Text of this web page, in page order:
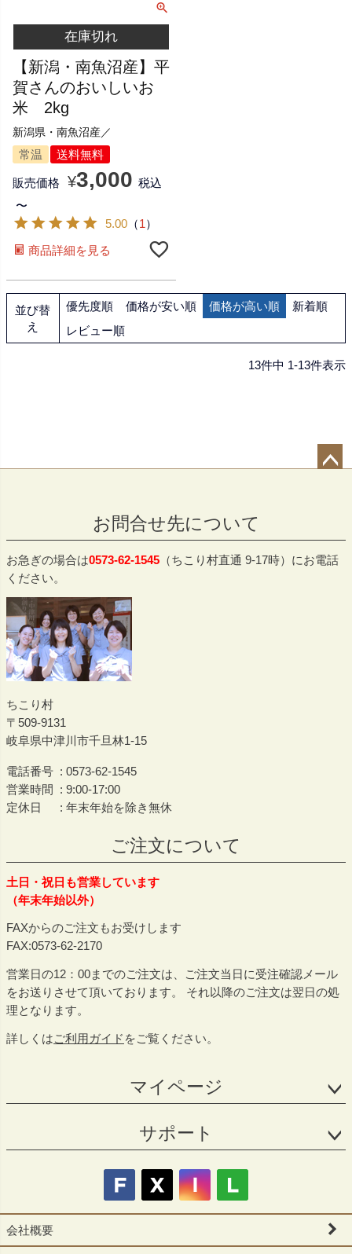
在庫切れ
新潟県・南魚沼産／
【新潟・南魚沼産】平
賀さんのおいしいお
米 2kg
常温 送料無料
販売価格 ¥3,000 税込
〜
5.00 （1）
商品詳細を見る
並び替
え
優先度順 価格が安い順 価格が高い順
新着順
レビュー順
13件中 1-13件表示
へ
お問合せ先について
お急ぎの場合は0573-62-1545 （ちこり村直通 9-17時）にお電話
ください。
ちこり村
509-9131
岐阜県中津川市千旦林1-15
電話番号
0573-62-1545
営業時間
9:00-17:00
定休日
年末年始を除き無休
ご注文について
土日・祝日も営業しています
（年末年始以外）
FAXからのご注文もお受けします
FAX:0573-62-2170
営業日の12：00までのご注文は、ご注文当日に受注確認メール
をお送りさせて頂いております。 それ以降のご注文は翌日の処
理となります。
詳しくはご利用ガイド をご覧ください。
マイページ
サポート
会社概要